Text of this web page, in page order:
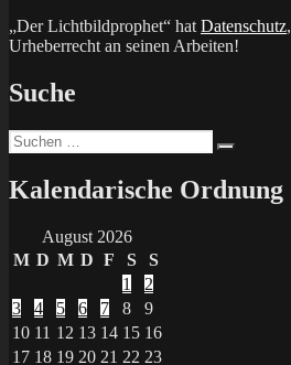
„Der Lichtbildprophet“ hat Datenschutz,
Urheberrecht an seinen Arbeiten!
Suche
Suchen
nach:
Kalendarische Ordnung
August 2026
M D M D F S
S
1
2
3
4 5 6 7 8
9
10 11 12 13 14 15 16
17 18 19 20 21 22 23